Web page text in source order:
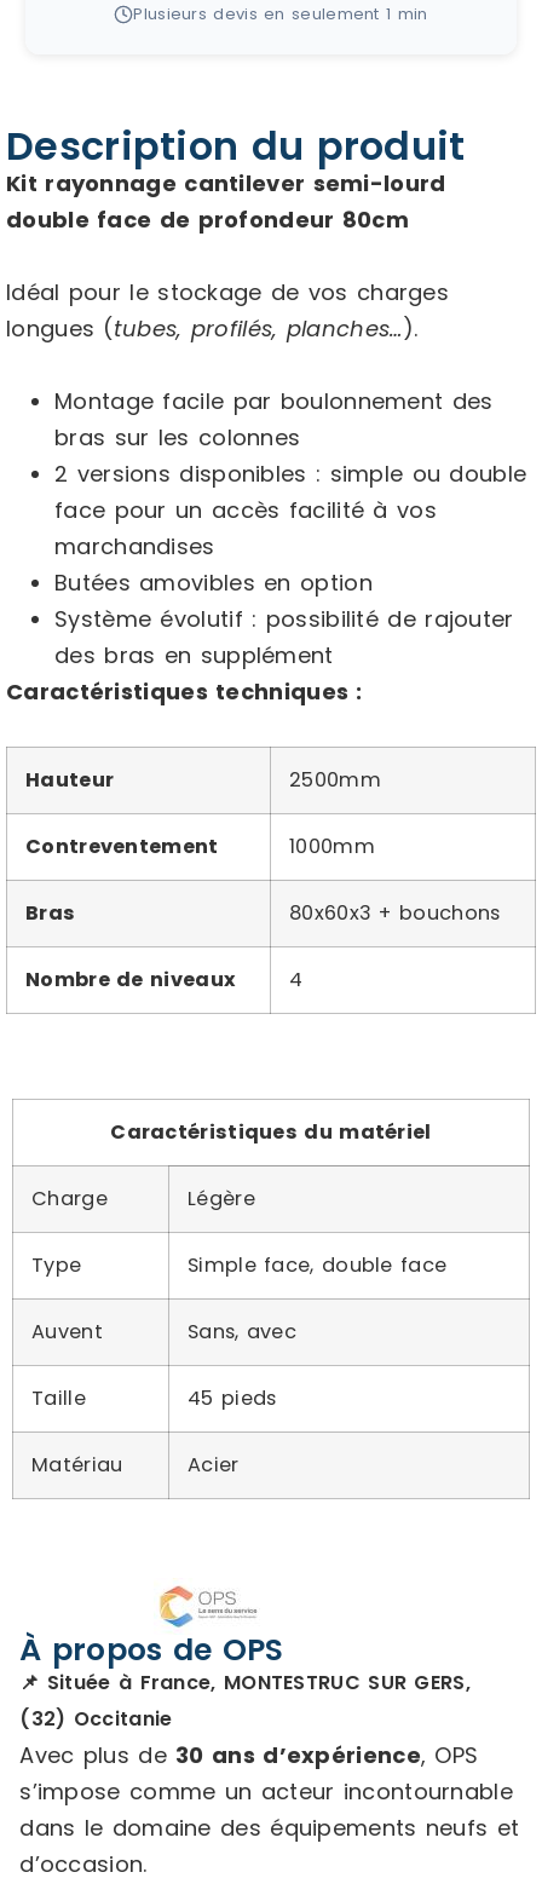
Plusieurs devis en seulement 1 min
Description du produit
Kit rayonnage cantilever semi-lourd
double face de profondeur 80cm
Idéal pour le stockage de vos charges
longues (tubes, profilés, planches…).
Montage facile par boulonnement des
bras sur les colonnes
2 versions disponibles : simple ou double
face pour un accès facilité à vos
marchandises
Butées amovibles en option
Système évolutif : possibilité de rajouter
des bras en supplément
Caractéristiques techniques :
Hauteur 2500mm
Contreventement 1000mm
Bras 80x60x3 + bouchons
Nombre de niveaux 4
Caractéristiques du matériel
Charge Légère
Type Simple face, double face
Auvent Sans, avec
Taille 45 pieds
Matériau Acier
À propos de OPS
📌 Située à France, MONTESTRUC SUR GERS,
(32) Occitanie
Avec plus de 30 ans d’expérience, OPS
s’impose comme un acteur incontournable
dans le domaine des équipements neufs et
d’occasion.